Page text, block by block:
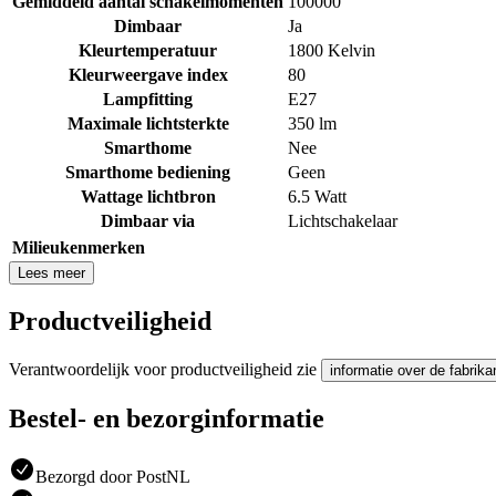
Dimbaar
Ja
Kleurtemperatuur
1800 Kelvin
Kleurweergave index
80
Lampfitting
E27
Maximale lichtsterkte
350 lm
Smarthome
Nee
Smarthome bediening
Geen
Wattage lichtbron
6.5 Watt
Dimbaar via
Lichtschakelaar
Milieukenmerken
Lees meer
Productveiligheid
Verantwoordelijk voor productveiligheid zie informatie over de
Bestel- en bezorginformatie
Bezorgd door PostNL